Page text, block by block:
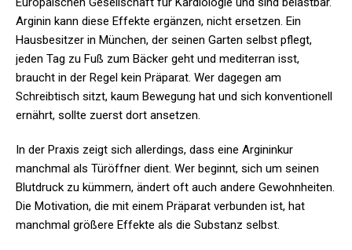
Arginin kann diese Effekte ergänzen, nicht ersetzen. Ein
Hausbesitzer in München, der seinen Garten selbst pflegt,
jeden Tag zu Fuß zum Bäcker geht und mediterran isst,
braucht in der Regel kein Präparat. Wer dagegen am
Schreibtisch sitzt, kaum Bewegung hat und sich konventionell
ernährt, sollte zuerst dort ansetzen.
In der Praxis zeigt sich allerdings, dass eine Argininkur
manchmal als Türöffner dient. Wer beginnt, sich um seinen
Blutdruck zu kümmern, ändert oft auch andere Gewohnheiten.
Die Motivation, die mit einem Präparat verbunden ist, hat
manchmal größere Effekte als die Substanz selbst.